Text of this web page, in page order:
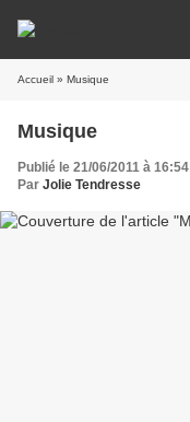
Accueil » Musique
Musique
Publié le 21/06/2011 à 16:54
Par Jolie Tendresse